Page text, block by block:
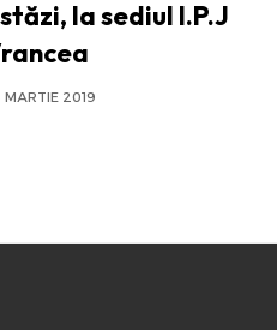
la sediul I.P.J
MARTIE 2019